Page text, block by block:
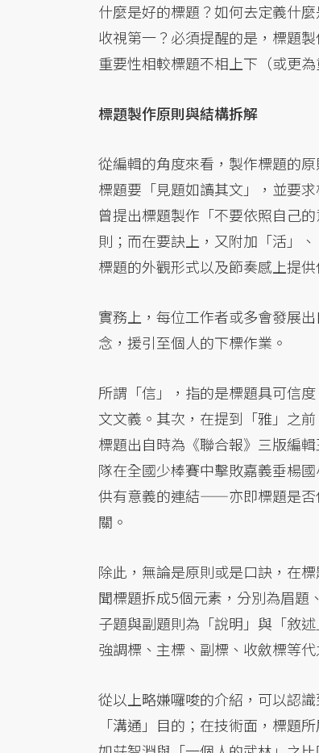
什麼是好的標題？如何去定義什
收視第一？必須提醒的是，標題
重要性相較標題不相上下（或更
標題製作原則與結構拆解
從編輯的角度來看，製作標題的
標題要「見題如讀其文」，並要
曾提出標題製作「不要依照自己
則；而在要訣上，又附加「活」
標題的外觀形式以及節奏感上提供
實務上，每位工作者或多會發展
念，援引至個人的下標作業。
所謂「信」，指的是標題具可信
文文義。其次，在提到「雅」之
標題出自時為《聯合報》三版編
隊在全國少棒賽中擊敗嘉義垂楊
供有意義的連結——亦即標題是否
關。
除此，無論是原則或是口訣，在
聞標題拆成5個元素，分別為眉題
子題與副題則為「說明」與「敘
強調標、主標、副標、收斂標等代
從以上略嫌囉唆的介紹，可以認
「溝通」目的；在技術面，標題